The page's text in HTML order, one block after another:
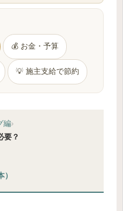
💰 お金・予算
💡 施主支給で節約
編›
要？